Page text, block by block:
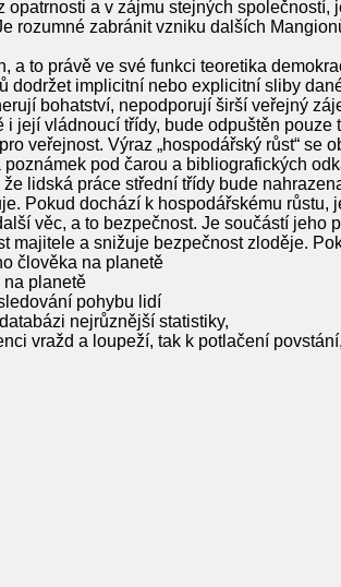
opatrnosti a v zájmu stejných
rozumné zabránit vzniku dalších
a to právě ve své funkci teoretika
dodržet implicitní nebo explicitní sliby
bohatství, nepodporují širší veřejný
i její vládnoucí třídy, bude odpuštěn
veřejnost. Výraz „hospodářský růst“ se
pod čarou a bibliografických
lidská práce střední třídy bude
Pokud dochází k hospodářskému růstu,
věc, a to bezpečnost. Je součástí jeho
majitele a snižuje bezpečnost zloděje.
člověka na planetě
na planetě
pohybu lidí
nejrůznější statistiky,
vražd a loupeží, tak k potlačení